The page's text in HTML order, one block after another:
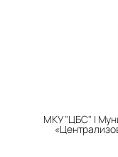
МКУ "ЦБС" |